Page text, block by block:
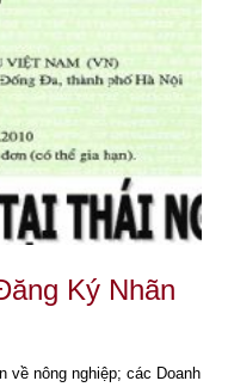
Ký Nhãn
về nông nghiệp; các Doanh